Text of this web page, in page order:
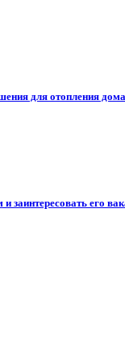
для отопления дома
заинтересовать его